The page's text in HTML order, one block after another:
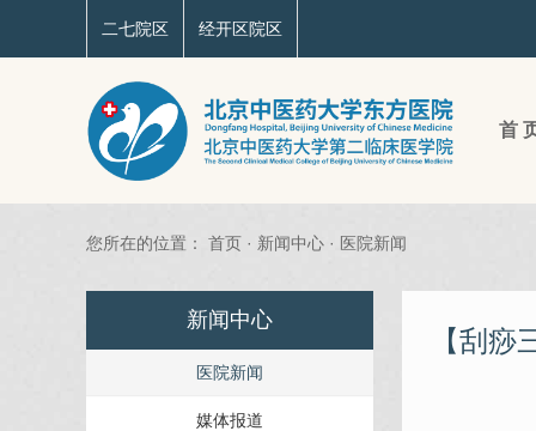
二七院区 经开区院区
首
您所在的位置： 首页 · 新闻中心 · 医院新闻
新闻中心
医院新闻
媒体报道
【刮